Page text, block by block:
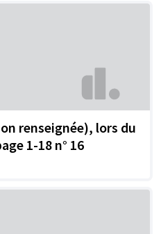
renseignée), lors du
1-18 n° 16